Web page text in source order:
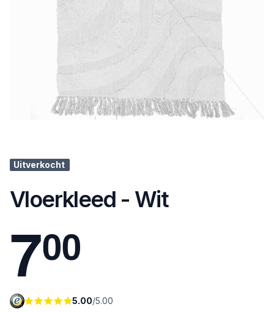
Uitverkocht
Vloerkleed - Wit
700
5.00/5.00